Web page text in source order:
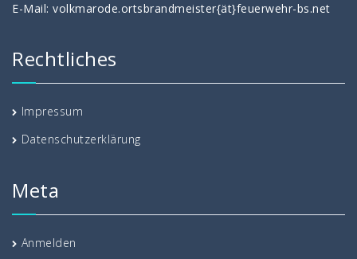
E-Mail: volkmarode.ortsbrandmeister{ät}feuerwehr-bs.net
Rechtliches
Impressum
Datenschutzerklärung
Meta
Anmelden